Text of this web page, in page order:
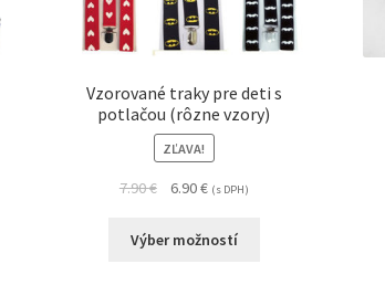
Vzorované traky pre deti s
potlačou (rôzne vzory)
ZĽAVA!
7.90€ 6.90€ (s DPH)
Výber možností